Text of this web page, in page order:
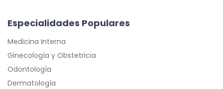
Especialidades Populares
Medicina Interna
Ginecología y Obstetricia
Odontología
Dermatología